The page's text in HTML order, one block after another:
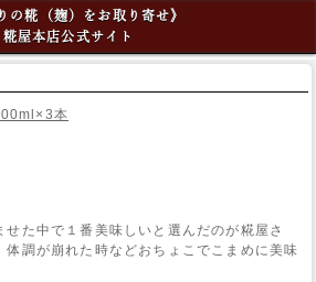
の糀（麹）をお取り寄せ》
糀屋本店公式サイト
本
た中で１番美味しいと選んだのが糀屋さ
体調が崩れた時などおちょこでこまめに美味